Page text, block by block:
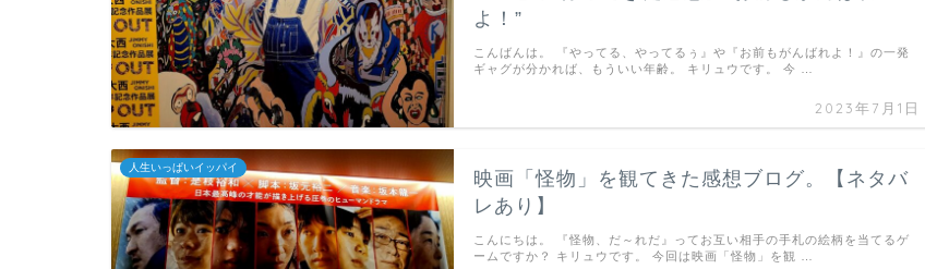
よ！”
2023年7月1日
こんばんは。 『やってる、やってるぅ』や『お前もがんばれよ！』の一発
ギャグが分かれば、もういい年齢。 キリュウです。 今 …
人生いっぱいイッパイ
映画「怪物」を観てきた感想ブログ。【ネタバ
レあり】
こんにちは。 『怪物、だ～れだ』ってお互い相手の手札の絵柄を当てるゲ
ームですか？ キリュウです。 今回は映画「怪物」を観 …